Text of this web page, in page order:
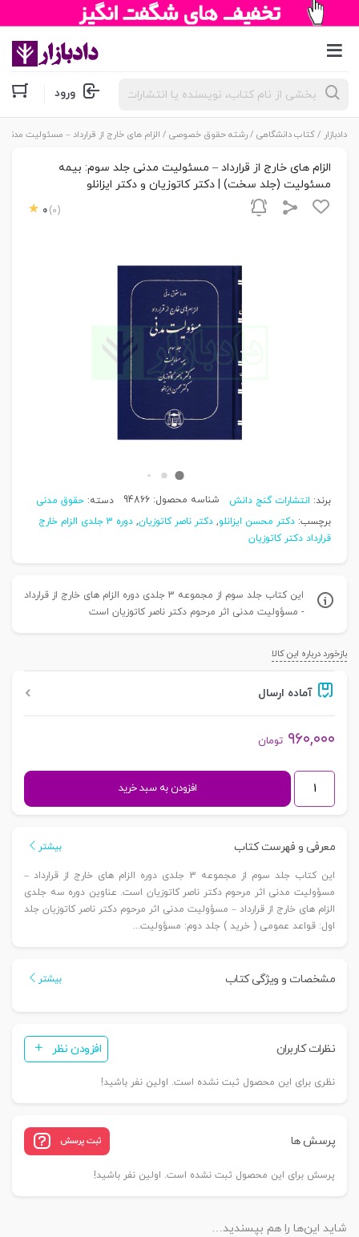
جستجوی
محصولات ورود
دادبازار /کتاب دانشگاهی /رشته حقوق خصوصی / الزام های خارج از قرارداد – مسئولیت
الزام های خارج از قرارداد – مسئولیت مدنی جلد سوم: بیمه
مسئولیت (جلد سخت) | دکتر کاتوزیان و دکتر ایزانلو
0 (0)
برند: انتشارات گنج دانش شناسه محصول: 94866 دسته: حقوق مدنی
برچسب: دکتر محسن ایزانلو, دکتر ناصر کاتوزیان,
دوره 3 جلدی الزام خارج
قرارداد دکتر کاتوزیان
این کتاب جلد سوم از مجموعه 3 جلدی دوره الزام های خارج از قرارداد
- مسؤولیت مدنی اثر مرحوم دکتر ناصر کاتوزیان است
بازخورد درباره این کالا
آماده ارسال
۹۶۰,۰۰۰ تومان
های
-
مسئولیت
مدنی
بیمه
سخت)
دکتر
دکتر
عدد
افزودن به سبد خرید
معرفی و فهرست کتاب بیشتر
این کتاب جلد سوم از مجموعه 3 جلدی دوره الزام های خارج از قرارداد –
مسؤولیت مدنی اثر مرحوم دکتر ناصر کاتوزیان است. عناوین دوره سه جلدی
الزام های خارج از قرارداد – مسؤولیت مدنی اثر مرحوم دکتر ناصر کاتوزیان جلد
اول: قواعد عمومی ( خرید ) جلد دوم: مسؤولیت...
مشخصات و ویژگی کتاب بیشتر
نظرات کاربران افزودن نظر
نظری برای این محصول ثبت نشده است. اولین نفر باشید!
پرسش ها ثبت پرسش
پرسش برای این محصول ثبت نشده است. اولین نفر باشید!
شاید این‌ها را هم بپسندید…